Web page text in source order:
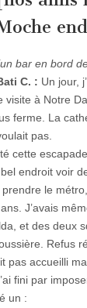
bar en bord
C. : Un jour,
visite à Notre
ferme. La
pas.
cette
endroit voir
le
J’avais
et des deux
Refus
pas accueilli
fini par
un :